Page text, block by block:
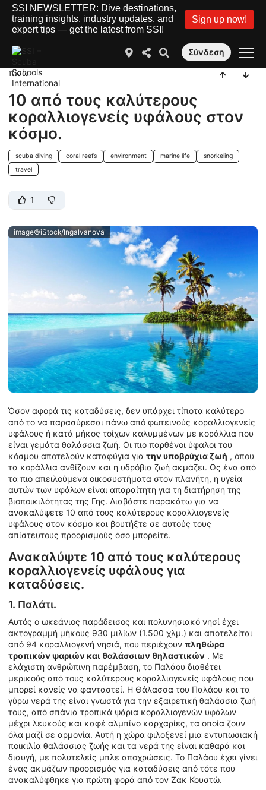
SSI NEWSLETTER: Dive destinations,
training insights, industry updates, and
expert tips — get the latest from SSI!
Sign up now!
Σύνδεση
πίσω
10 από τους καλύτερους
κοραλλιογενείς υφάλους στον
κόσμο.
scuba diving coral reefs environment marine life
snorkeling
travel
1
image©iStock/IngaIvanova
Όσον αφορά τις καταδύσεις, δεν υπάρχει τίποτα καλύτερο
από το να παρασύρεσαι πάνω από φωτεινούς κοραλλιογενείς
υφάλους ή κατά μήκος τοίχων καλυμμένων με κοράλλια που
είναι γεμάτα θαλάσσια ζωή. Οι πιο παρθένοι ύφαλοι του
κόσμου αποτελούν καταφύγια για την υποβρύχια ζωή , όπου
τα κοράλλια ανθίζουν και η υδρόβια ζωή ακμάζει. Ως ένα από
τα πιο απειλούμενα οικοσυστήματα στον πλανήτη, η υγεία
αυτών των υφάλων είναι απαραίτητη για τη διατήρηση της
βιοποικιλότητας της Γης. Διαβάστε παρακάτω για να
ανακαλύψετε 10 από τους καλύτερους κοραλλιογενείς
υφάλους στον κόσμο και βουτήξτε σε αυτούς τους
απίστευτους προορισμούς όσο μπορείτε.
Ανακαλύψτε 10 από τους καλύτερους
κοραλλιογενείς υφάλους για
καταδύσεις.
1. Παλάτι.
Αυτός ο ωκεάνιος παράδεισος και πολυνησιακό νησί έχει
ακτογραμμή μήκους 930 μιλίων (1.500 χλμ.) και αποτελείται
από 94 κοραλλιογενή νησιά, που περιέχουν πληθώρα
τροπικών ψαριών και θαλάσσιων θηλαστικών . Με
ελάχιστη ανθρώπινη παρέμβαση, το Παλάου διαθέτει
μερικούς από τους καλύτερους κοραλλιογενείς υφάλους που
μπορεί κανείς να φανταστεί. Η Θάλασσα του Παλάου και τα
γύρω νερά της είναι γνωστά για την εξαιρετική θαλάσσια ζωή
τους, από σπάνια τροπικά ψάρια κοραλλιογενών υφάλων
μέχρι λευκούς και καφέ αλμπίνο καρχαρίες, τα οποία ζουν
όλα μαζί σε αρμονία. Αυτή η χώρα φιλοξενεί μια εντυπωσιακή
ποικιλία θαλάσσιας ζωής και τα νερά της είναι καθαρά και
διαυγή, με πολυτελείς μπλε αποχρώσεις. Το Παλάου έχει γίνει
ένας ακμάζων προορισμός για καταδύσεις από τότε που
ανακαλύφθηκε για πρώτη φορά από τον Ζακ Κουστώ.